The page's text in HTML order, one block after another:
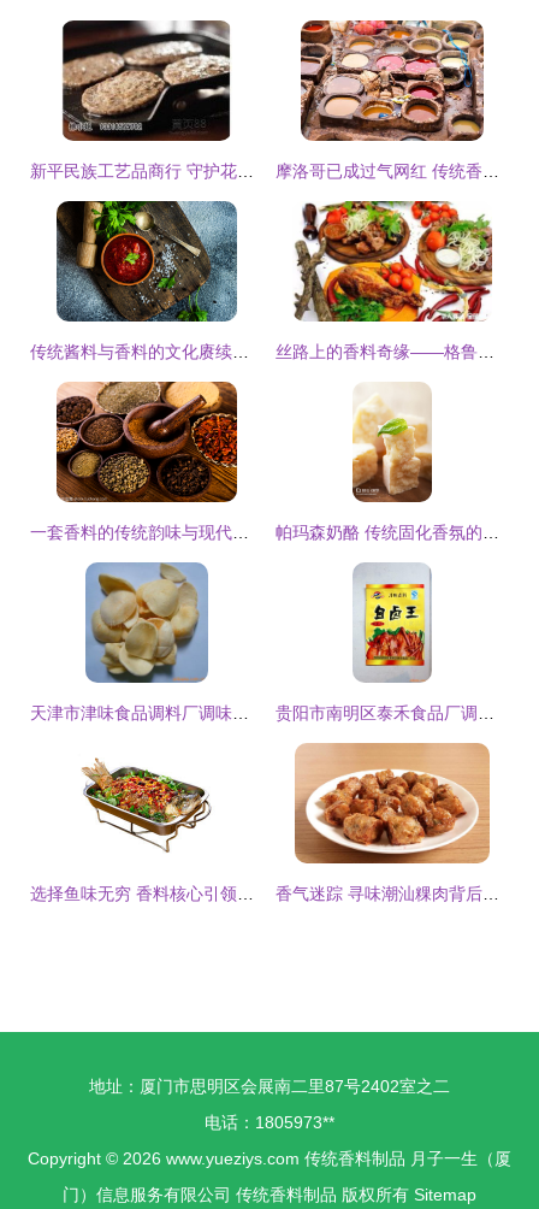
地址：厦门市思明区会展南二里87号2402室之二
电话：1805973**
Copyright © 2026 www.yueziys.com 传统香料制品 月子一生（厦
门）信息服务有限公司 传统香料制品 版权所有 Sitemap